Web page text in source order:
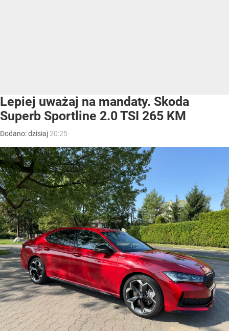
Lepiej uważaj na mandaty. Skoda
Superb Sportline 2.0 TSI 265 KM
Dodano:dzisiaj 20:25